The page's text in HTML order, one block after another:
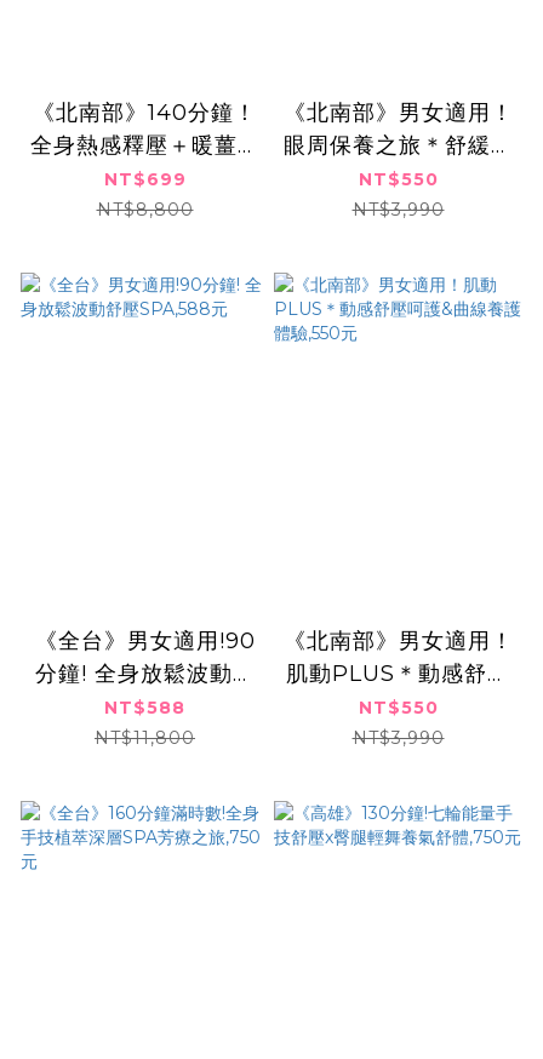
《北南部》140分鐘！
全身熱感釋壓＋暖薑舒
緩護理曲線保養放鬆課
程699元
NT$699
NT$8,800
《北南部》男女適用！
眼周保養之旅＊舒緩呵
護&頭部放鬆課程,550
元
NT$550
NT$3,990
《全台》男女適用!90
分鐘! 全身放鬆波動舒
壓SPA,588元
NT$588
NT$11,800
《北南部》男女適用！
肌動PLUS＊動感舒壓
呵護&曲線養護體
驗,550元
NT$550
NT$3,990